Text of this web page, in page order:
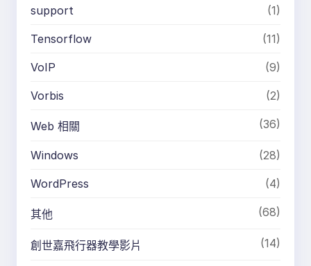
support (1)
Tensorflow (11)
VoIP (9)
Vorbis (2)
Web 相關 (36)
Windows (28)
WordPress (4)
其他 (68)
創世嘉飛行器教學影片 (14)